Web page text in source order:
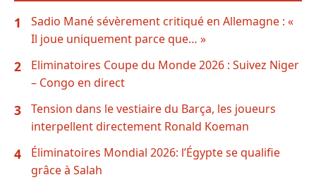
1
Sadio Mané sévèrement critiqué en Allemagne : «
Il joue uniquement parce que… »
2
Eliminatoires Coupe du Monde 2026 : Suivez Niger
– Congo en direct
3
Tension dans le vestiaire du Barça, les joueurs
interpellent directement Ronald Koeman
4
Éliminatoires Mondial 2026: l’Égypte se qualifie
grâce à Salah